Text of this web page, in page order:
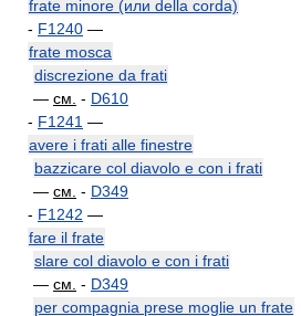
frate minore (или della corda)
- F1240 —
frate mosca
discrezione da frati
— см. - D610
- F1241 —
avere i frati alle finestre
bazzicare col diavolo e con i frati
— см. - D349
- F1242 —
fare il frate
slare col diavolo e con i frati
— см. - D349
per compagnia prese moglie un frate